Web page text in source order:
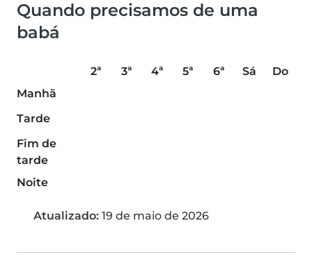
Quando precisamos de uma
babá
2ª 3ª 4ª 5ª 6ª Sá
Do
Manhã
Tarde
Fim de
tarde
Noite
Atualizado: 19 de maio de 2026